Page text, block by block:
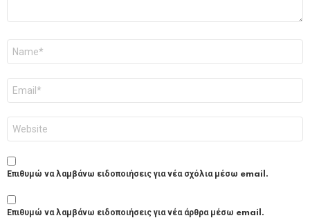
Επιθυμώ να λαμβάνω ειδοποιήσεις για νέα σχόλια μέσω email.
Επιθυμώ να λαμβάνω ειδοποιήσεις για νέα άρθρα μέσω email.